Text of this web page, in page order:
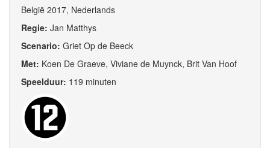
België 2017, Nederlands
Regie: Jan Matthys
Scenario: Griet Op de Beeck
Met: Koen De Graeve, Viviane de Muynck, Brit Van Hoof
Speelduur: 119 minuten